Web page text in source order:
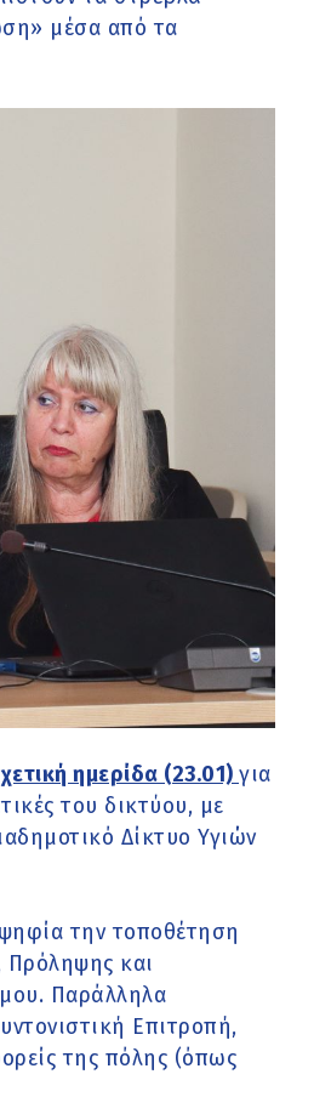
μέσα από τα
ημερίδα (23.01) για
του δικτύου, με
Δίκτυο Υγιών
την τοποθέτηση
Πρόληψης και
Παράλληλα
Επιτροπή,
της πόλης (όπως